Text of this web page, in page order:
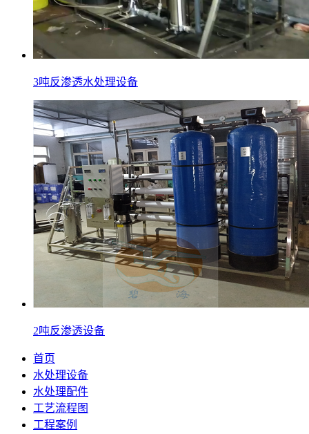
3吨反渗透水处理设备
2吨反渗透设备
首页
水处理设备
水处理配件
工艺流程图
工程案例